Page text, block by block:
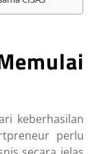
keberhasilan
perlu